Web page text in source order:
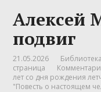
Алексей
подвиг
21.05.2026
страница
лет со дня рождения
"Повесть о настоящем